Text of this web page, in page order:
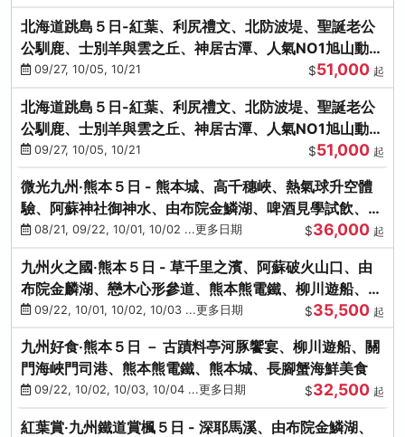
北海道跳島５日-紅葉、利尻禮文、北防波堤、聖誕老公
公馴鹿、士別羊與雲之丘、神居古潭、人氣NO1旭山動物
園、海膽涮涮鍋
09/27, 10/05, 10/21 $51,000 起
北海道跳島５日-紅葉、利尻禮文、北防波堤、聖誕老公
公馴鹿、士別羊與雲之丘、神居古潭、人氣NO1旭山動物
園、海膽涮涮鍋
09/27, 10/05, 10/21 $51,000 起
微光九州‧熊本５日 - 熊本城、高千穗峽、熱氣球升空體
驗、阿蘇神社御神水、由布院金鱗湖、啤酒見學試飲、豪
華海鮮盛宴
08/21, 09/22, 10/01, 10/02 ...更多日期 $36,000 起
九州火之國‧熊本５日 - 草千里之濱、阿蘇破火山口、由
布院金麟湖、戀木心形參道、熊本熊電鐵、柳川遊船、地
獄蒸DIY
09/22, 10/01, 10/02, 10/03 ...更多日期 $35,500 起
九州好食‧熊本５日 － 古蹟料亭河豚饗宴、柳川遊船、關
門海峽門司港、熊本熊電鐵、熊本城、長腳蟹海鮮美食
09/22, 10/02, 10/03, 10/04 ...更多日期 $32,500 起
紅葉賞‧九州鐵道賞楓５日 - 深耶馬溪、由布院金鱗湖、